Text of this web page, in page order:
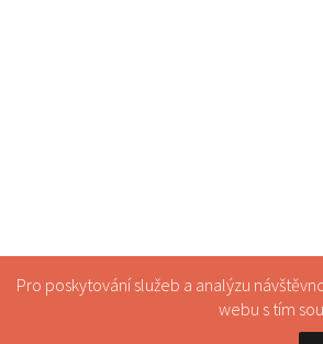
Pro poskytování služeb a analýzu
webu s tím